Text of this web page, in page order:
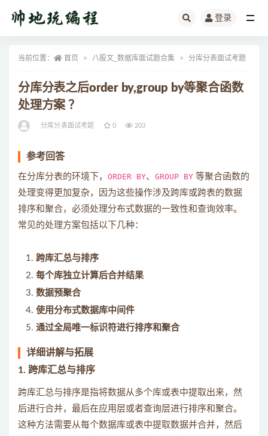
登录
当前位置： 首页 八股文_数据库面试题合集 分库分表面试考题
分库分表之后order by,group by等聚合函数
处理方案 ？
分库分表面试考题 0 203
参考回答
在分库分表的环境下， ORDER BY、 GROUP BY 等聚合函数的
处理变得更加复杂，因为这些操作涉及跨库或跨表的数据
排序和聚合，必须处理分布式数据的一致性和查询效率。
常见的处理方案包括以下几种：
跨库汇总与排序
每个库独立计算后合并结果
数据预聚合
使用分布式数据库中间件
通过全局唯一标识符进行排序和聚合
详细讲解与拓展
1. 跨库汇总与排序
跨库汇总与排序是指将数据从多个库或表中提取出来，然
后进行合并，最后在应用层或者查询层进行排序和聚合。
这种方法需要从每个数据库或表中提取数据并合并，然后